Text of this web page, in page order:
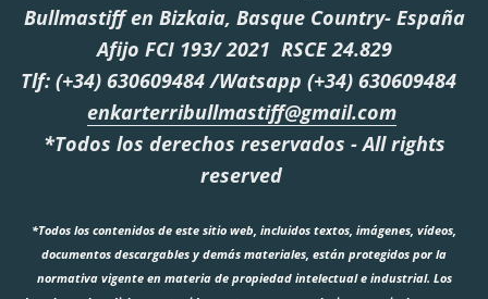
Bullmastiff en Bizkaia, Basque Country- España
Afijo FCI 193/ 2021 RSCE 24.829
Tlf: (+34) 630609484 /Watsapp (+34) 630609484
enkarterribullmastiff@gmail.com
*Todos los derechos reservados - All rights
reserved
*Todos los contenidos de este sitio web, incluidos textos, imágenes, vídeos,
documentos descargables y demás materiales, están protegidos por la
normativa vigente en materia de propiedad intelectual e industrial. Los